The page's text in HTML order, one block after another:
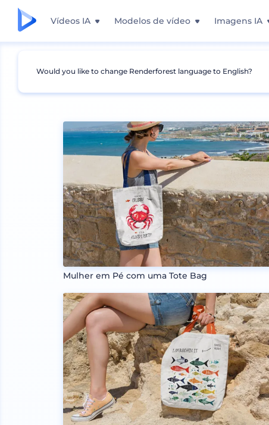
Vídeos IA Modelos de vídeo Imagens IA
Mockups Embalagem Mockup de Bolsas
Mulher em Pé com uma Tote Bag
Would you like to change Renderforest language to English?